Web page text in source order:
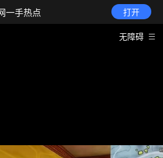
一手热点 打开
无障碍